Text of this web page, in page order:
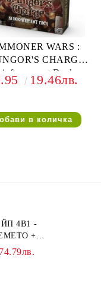
WARS :
CHARGE
Deck
19.46лв.
4В1 -
+
+
+
74.79лв.